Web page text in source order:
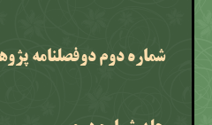
شماره دوم دوفصلنامه